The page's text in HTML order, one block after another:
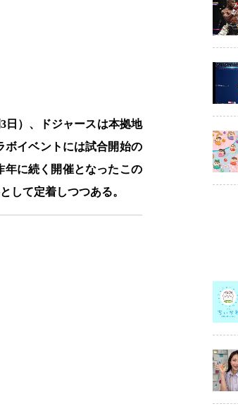
日）、ドジャースは本拠地
ボイベントには試合開始の
年に続く開催となったこの
して定着しつつある。